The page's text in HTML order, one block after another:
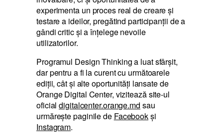
experimenta un proces real de creare și
testare a ideilor, pregătind participanții de a
gândi critic și a înțelege nevoile
utilizatorilor.
Programul Design Thinking a luat sfârșit,
dar pentru a fi la curent cu următoarele
ediții, cât și alte oportunități lansate de
Orange Digital Center, vizitează site-ul
oficialdigitalcenter.orange.md sau
urmărește paginile de Facebookși
Instagram.